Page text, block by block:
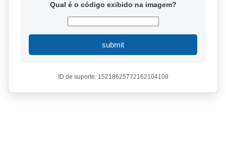
Qual é o código exibido na imagem?
submit
ID de suporte: 15218625772162104108